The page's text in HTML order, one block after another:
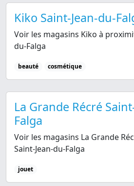
Kiko Saint-Jean-du-
Voir les magasins Kiko à
du-Falga
beauté cosmétique
La Grande Récré
Falga
Voir les magasins La Grande
Saint-Jean-du-Falga
jouet